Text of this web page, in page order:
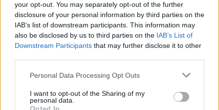
your opt-out. You may separately opt-out of the further
disclosure of your personal information by third parties on the
IAB’s list of downstream participants. This information may
also be disclosed by us to third parties on the IAB’s List of
Downstream Participants that may further disclose it to other
Please note that this website/app uses one or more Google
not limited to your visit or usage behaviour. You may click to
grant or deny consent to Google and its third-party tags to
Personal Data Processing Opt Outs
I want to opt-out of the Sharing of my
personal data.
Parc Fermé
1 órája
„Lando és Oscar kapcsolata csak még erősebbé vált a
tavalyi év után” – Stella